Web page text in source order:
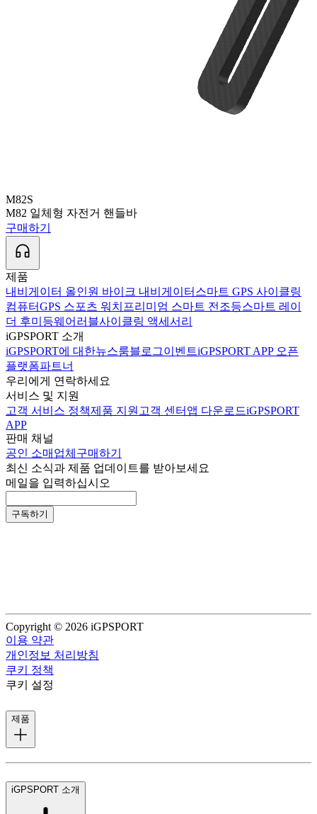
M82S
M82 일체형 자전거 핸들바
구매하기
제품
내비게이터 올인원 바이크 내비게이터 스마트 GPS 사이클링
컴퓨터GPS 스포츠 워치 프리미엄 스마트 전조등스마트 레이
더 후미등웨어러블사이클링 액세서리
iGPSPORT 소개
iGPSPORT에 대한뉴스룸블로그이벤트iGPSPORT APP 오픈
플랫폼파트너
우리에게 연락하세요
서비스 및 지원
고객 서비스 정책제품 지원 고객 센터 앱 다운로드iGPSPORT
APP
판매 채널
공인 소매업체 구매하기
최신 소식과 제품 업데이트를 받아보세요
메일을 입력하십시오
구독하기
Copyright © 2026 iGPSPORT
이용 약관
개인정보 처리방침
쿠키 정책
쿠키 설정
제품
iGPSPORT 소개